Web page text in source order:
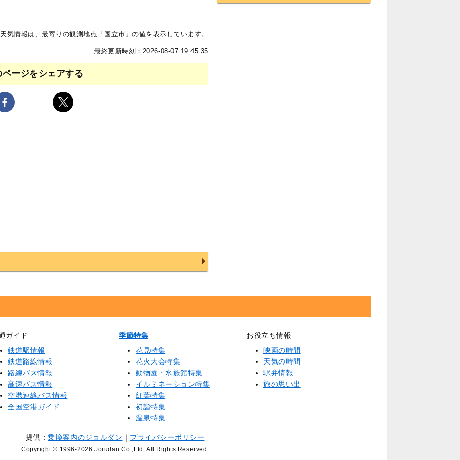
気情報は、最寄りの観測地点「国立市」の値を表示しています。
最終更新時刻：2026-08-07 19:45:35
ページをシェアする
ガイド
鉄道駅情報
鉄道路線情報
路線バス情報
高速バス情報
空港連絡バス情報
全国空港ガイド
季節特集
花見特集
花火大会特集
動物園・水族館特集
イルミネーション特集
紅葉特集
初詣特集
温泉特集
お役立ち情報
映画の時間
天気の時間
駅弁情報
旅の思い出
提供：乗換案内のジョルダン ｜ プライバシーポリシー
Copyright © 1996-2026 Jorudan Co.,Ltd. All Rights Reserved.